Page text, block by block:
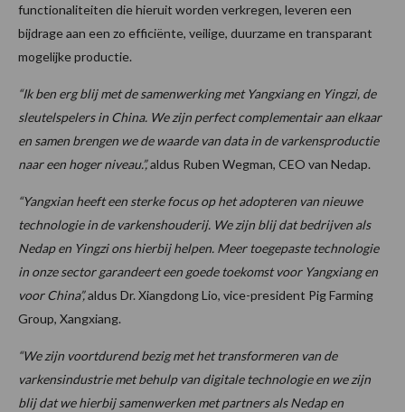
functionaliteiten die hieruit worden verkregen, leveren een
bijdrage aan een zo efficiënte, veilige, duurzame en transparant
mogelijke productie.
“Ik ben erg blij met de samenwerking met Yangxiang en Yingzi, de
sleutelspelers in China. We zijn perfect complementair aan elkaar
en samen brengen we de waarde van data in de varkensproductie
naar een hoger niveau.”,aldus Ruben Wegman, CEO van Nedap.
“Yangxian heeft een sterke focus op het adopteren van nieuwe
technologie in de varkenshouderij. We zijn blij dat bedrijven als
Nedap en Yingzi ons hierbij helpen. Meer toegepaste technologie
in onze sector garandeert een goede toekomst voor Yangxiang en
voor China”,aldus Dr. Xiangdong Lio, vice-president Pig Farming
Group, Xangxiang.
“We zijn voortdurend bezig met het transformeren van de
varkensindustrie met behulp van digitale technologie en we zijn
blij dat we hierbij samenwerken met partners als Nedap en